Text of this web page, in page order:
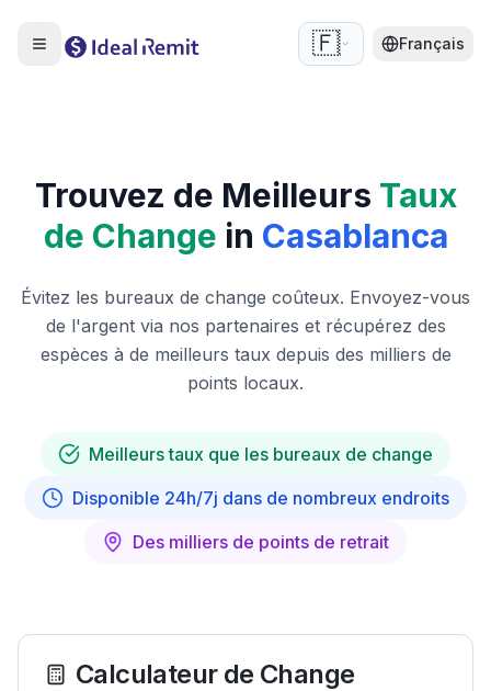
🇫🇷 Français
Trouvez de Meilleurs Taux
de Change in Casablanca
Évitez les bureaux de change coûteux. Envoyez-vous
de l'argent via nos partenaires et récupérez des
espèces à de meilleurs taux depuis des milliers de
points locaux.
Meilleurs taux que les bureaux de change
Disponible 24h/7j dans de nombreux endroits
Des milliers de points de retrait
Calculateur de Change